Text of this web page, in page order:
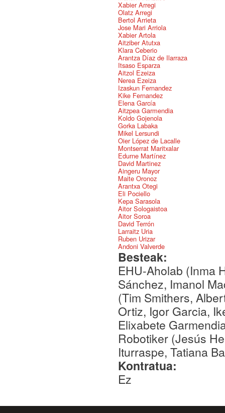
Xabier Arregi
Olatz Arregi
Bertol Arrieta
Jose Mari Arriola
Xabier Artola
Aitziber Atutxa
Klara Ceberio
Arantza Díaz de Ilarraza
Itsaso Esparza
Aitzol Ezeiza
Nerea Ezeiza
Izaskun Fernandez
Kike Fernandez
Elena García
Aitzpea Garmendia
Koldo Gojenola
Gorka Labaka
Mikel Lersundi
Oier López de Lacalle
Montserrat Maritxalar
Edurne Martínez
David Martinez
Aingeru Mayor
Maite Oronoz
Arantxa Otegi
Eli Pociello
Kepa Sarasola
Aitor Sologaistoa
Aitor Soroa
David Terrón
Larraitz Uria
Ruben Urizar
Andoni Valverde
Besteak:
EHU-Aholab (Inma
Sánchez, Imanol
(Tim Smithers,
Ortiz, Igor Garcia,
Elixabete
Robotiker (Jesús
Iturraspe, Tatiana
Kontratua:
Ez